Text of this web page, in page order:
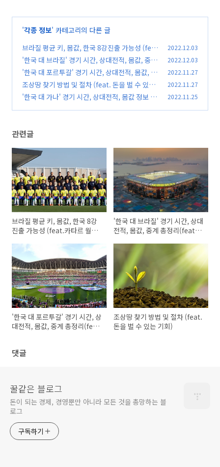
'각종 정보' 카테고리의 다른 글
브라질 평균 키, 몸값, 한국 8강진출 가능성 (fea
t.카타르 월드컵 16강) (0)
2022.12.03
'한국 대 브라질' 경기 시간, 상대전적, 몸값, 중계
총정리(feat. 월드컵 16강) (0)
2022.12.03
'한국 대 포르투갈' 경기 시간, 상대전적, 몸값, 중
계 총정리(feat. 카타르 월드컵)
(0)
2022.11.27
조상땅 찾기 방법 및 절차 (feat. 돈을 벌 수 있는
기회)
(0)
2022.11.27
'한국 대 가나' 경기 시간, 상대전적, 몸값 정보 총
2022.11.25
관련글
브라질 평균 키, 몸값, 한국 8강
진출 가능성 (feat.카타르 월드
'한국 대 브라질' 경기 시간, 상대
전적, 몸값, 중계 총정리(feat.
'한국 대 포르투갈' 경기 시간, 상
대전적, 몸값, 중계 총정리(feat.
조상땅 찾기 방법 및 절차 (feat.
돈을 벌 수 있는 기회)
댓글
꿀같은 블로그
돈이 되는 경제, 경영뿐만 아니라 모든 것을 총망하는 블
로그
구독하기